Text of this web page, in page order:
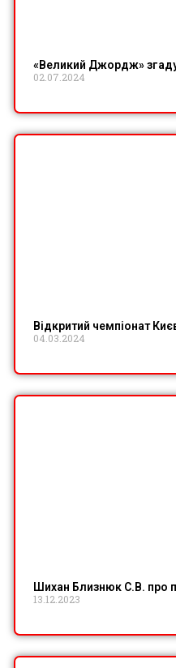
«Великий Джордж»
02.07.2024
Відкритий чемпіонат
04.03.2024
Шихан Близнюк С.В. про
13.12.2023